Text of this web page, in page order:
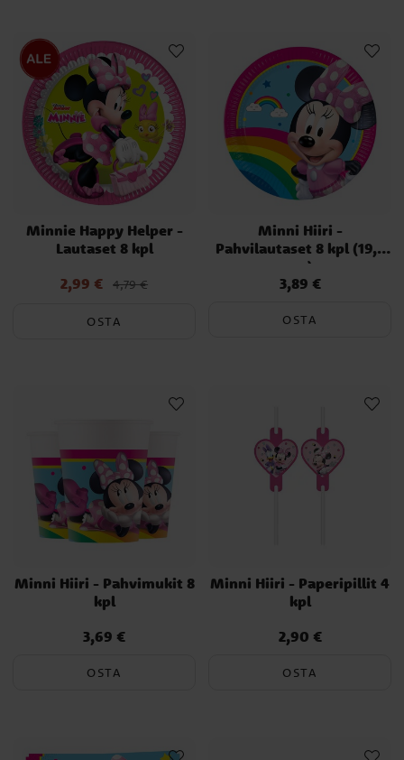
Minnie Happy Helper -
Lautaset 8 kpl
Nykyinen hinta
Edellinen hinta
2,99 € 4,79 €
OSTA
Minni Hiiri -
Pahvilautaset 8 kpl (19,5
cm)
Hinta:3,89 €
3,89 €
OSTA
Minni Hiiri - Pahvimukit 8
kpl
Hinta:3,69 €
3,69 €
OSTA
Minni Hiiri - Paperipillit 4
kpl
Hinta:2,90 €
2,90 €
OSTA